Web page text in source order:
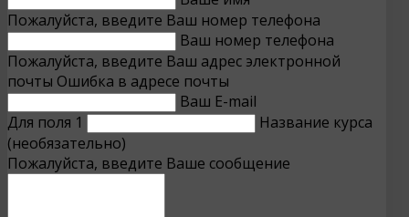
Пожалуйста, введите Ваш номер телефона
Ваш номер телефона
Пожалуйста, введите Ваш адрес электронной
почты Ошибка в адресе почты
Ваш E-mail
Для поля 1
Название курса
(необязательно)
Пожалуйста, введите Ваше сообщение